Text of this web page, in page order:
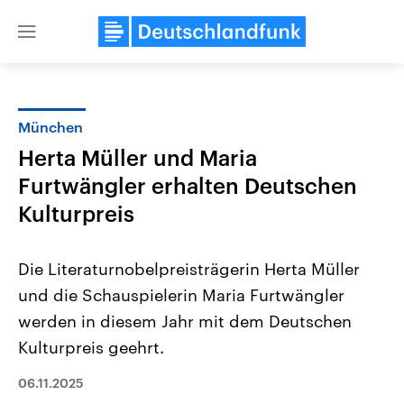
Close
Aktuelle Beiträge, Analysen und
Hintergründe
Wirtschaftlich und militärisch
den mächtigsten Ländern der Erde,
Nahostkonflikt
Aktuelle Lage und
München
Herta Müller und Maria
Furtwängler erhalten Deutschen
Kulturpreis
Die Literaturnobelpreisträgerin Herta Müller
und die Schauspielerin Maria Furtwängler
werden in diesem Jahr mit dem Deutschen
Kulturpreis geehrt.
06.11.2025